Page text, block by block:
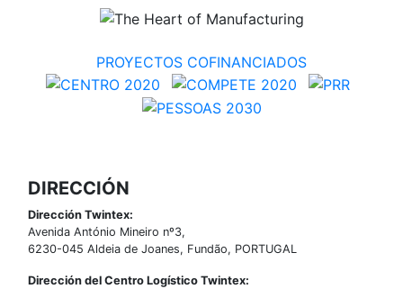
PROYECTOS COFINANCIADOS
DIRECCIÓN
Dirección Twintex:
Avenida António Mineiro nº3,
6230-045 Aldeia de Joanes, Fundão, PORTUGAL
Dirección del Centro Logístico Twintex: